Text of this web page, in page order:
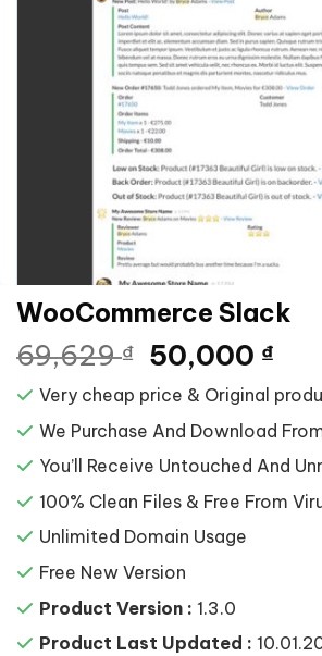
WooCommerce Slack
69,629₫ Giá
gốc
là:
69,629 ₫.
50,000 ₫Giá
hiện
tại
là:
Very cheap price & Original
We Purchase And Download
You’ll Receive Untouched And
100% Clean Files & Free From
Unlimited Domain Usage
Free New Version
Product Version : 1.3.0
Product Last Updated :